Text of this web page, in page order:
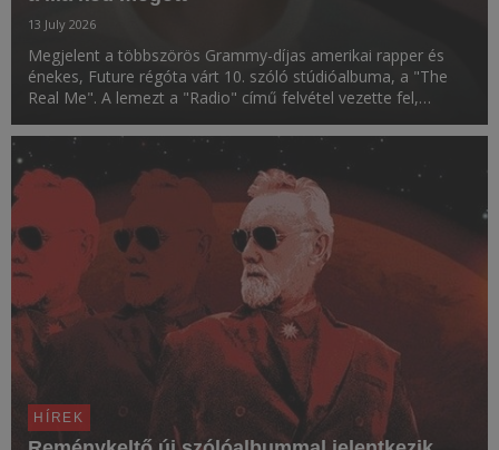
13 July 2026
Megjelent a többszörös Grammy-díjas amerikai rapper és
énekes, Future régóta várt 10. szóló stúdióalbuma, a "The
Real Me". A lemezt a "Radio" című felvétel vezette fel,
HÍREK